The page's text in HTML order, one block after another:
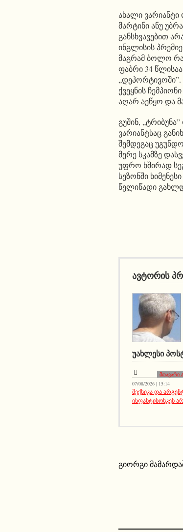
ახალი ვარიანტი
მარტინი ანუ
განსხვავებით
ინგლისის
მაგრამ ბოლო
ფაბრი 34
ქვეყნის
აღარ აეწყო და
გუშინ,
ვარიანტსაც
შემდეგაც
მერე სკამზე
უფრო ხშირად
სეზონში
წელიწადი
ავტორის
ᲣᲐᲮᲚᲔᲡᲘ
მთავარი
07/08/2026 | 15:14
მექსიკა და
ინფანტინოსკენ
გიორგი